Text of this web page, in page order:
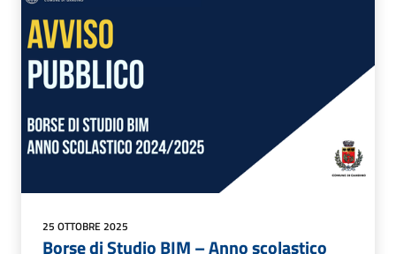
25 OTTOBRE 2025
Borse di Studio BIM – Anno scolastico